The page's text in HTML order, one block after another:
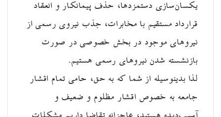
یکسان‌سازی دستمزدها، حذف پیمانکار و انعقاد
قرارداد مستقیم با مخابرات، جذب نیروی رسمی از
نیروهای موجود در بخش خصوصی در صورت
بازنشسته شدن نیروهای رسمی هستیم.
لذا بدینوسیله از شما که به حق، حامی تمام اقشار
جامعه به خصوص اقشار مظلوم و ضعیف و